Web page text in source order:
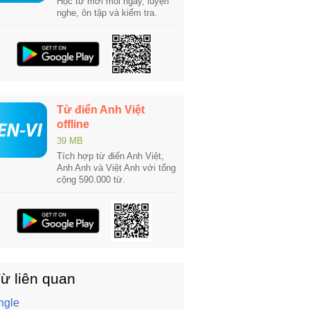
nghe, ôn tập và kiểm tra.
Từ điển Anh Việt
offline
39 MB
Tích hợp từ điển Anh Việt,
Anh Anh và Việt Anh với tổng
cộng 590.000 từ.
liên quan